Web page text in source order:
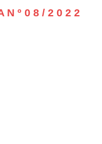
N º 0 8 / 2 0 2 2